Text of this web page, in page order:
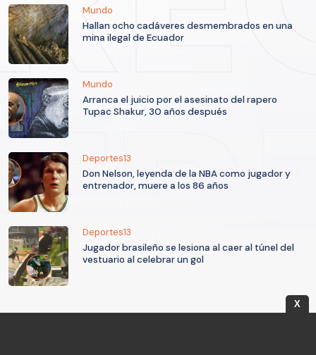
Mundo
Hallan ocho cadáveres desmembrados en una
mina ilegal de Ecuador
Mundo
Arranca el juicio por el asesinato del rapero
Tupac Shakur, 30 años después
Deportes13
Don Nelson, leyenda de la NBA como jugador y
entrenador, muere a los 86 años
Deportes13
Jugador brasileño se lesiona al caer al túnel del
vestuario al celebrar un gol
X